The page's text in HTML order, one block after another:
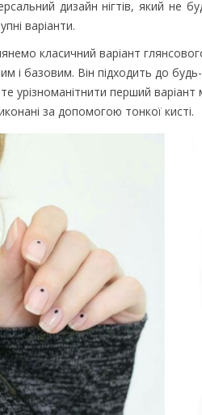
дизайн нігтів, який не
варіанти.
класичний варіант
і базовим. Він підходить до
урізноманітнити перший
за допомогою тонкої кисті.